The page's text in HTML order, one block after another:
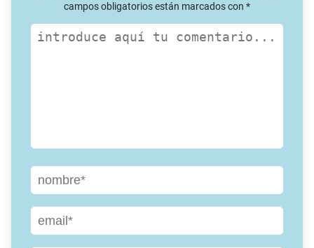
campos obligatorios están marcados con *